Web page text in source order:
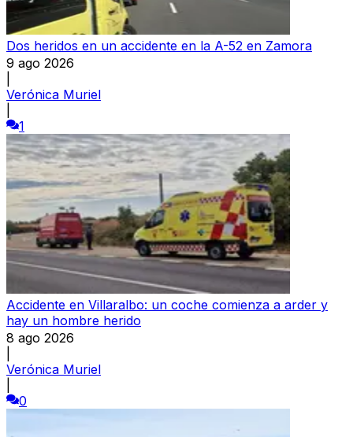
Dos heridos en un accidente en la A-52 en Zamora
9 ago 2026
Verónica Muriel
1
Accidente en Villaralbo: un coche comienza a arder y
hay un hombre herido
8 ago 2026
Verónica Muriel
0